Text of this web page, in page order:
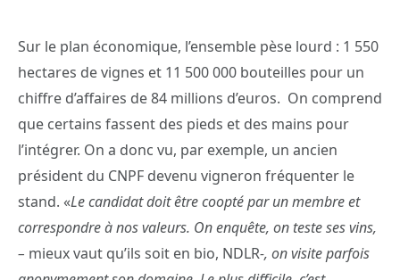
Sur le plan économique, l’ensemble pèse lourd : 1 550
hectares de vignes et 11 500 000 bouteilles pour un
chiffre d’affaires de 84 millions d’euros. On comprend
que certains fassent des pieds et des mains pour
l’intégrer. On a donc vu, par exemple, un ancien
président du CNPF devenu vigneron fréquenter le
stand. «Le candidat doit être coopté par un membre et
correspondre à nos valeurs. On enquête, on teste ses vins,
– mieux vaut qu’ils soit en bio, NDLR-, on visite parfois